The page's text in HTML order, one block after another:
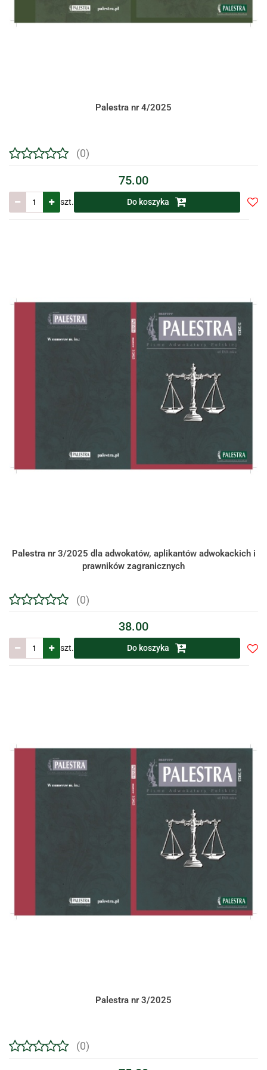
Palestra nr 4/2025
(0)
75.00
szt. Do koszyka
Palestra nr 3/2025 dla adwokatów, aplikantów adwokackich i
prawników zagranicznych
(0)
38.00
szt. Do koszyka
Palestra nr 3/2025
(0)